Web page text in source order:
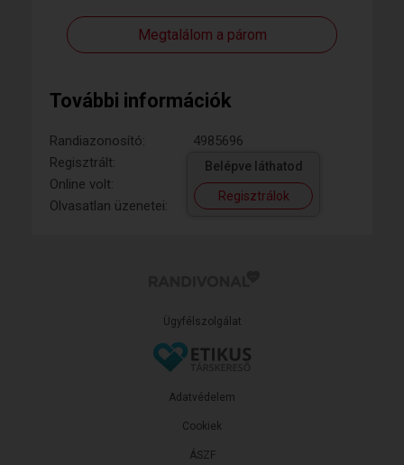
Megtalálom a párom
További információk
Randiazonosító:
4985696
Regisztrált:
Online volt:
Olvasatlan üzenetei:
Belépve láthatod
Regisztrálok
Ügyfélszolgálat
ÁSZF
Adatvédelem
Cookiek